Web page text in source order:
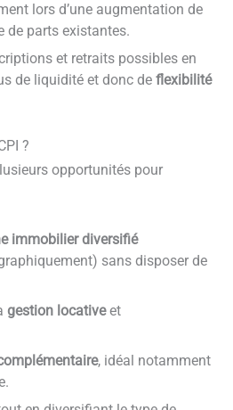
lors d’une augmentation de
de parts existantes.
et retraits possibles en
de liquidité et donc de flexibilité
?
opportunités pour
immobilier diversifié
sans disposer de
gestion locativeet
, idéal notamment